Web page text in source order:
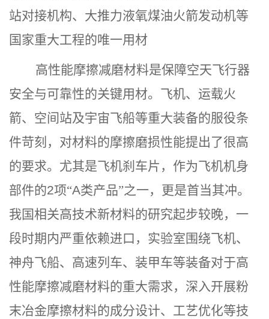
站对接机构、大推力液氧煤油火箭发动机等
国家重大工程的唯一用材
高性能摩擦减磨材料是保障空天飞行器
安全与可靠性的关键用材。飞机、运载火
箭、空间站及宇宙飞船等重大装备的服役条
件苛刻，对材料的摩擦磨损性能提出了很高
的要求。 尤其是飞机刹车片，作为飞机机身
部件的2项“A类产品”之一，更是首当其冲。
我国相关高技术新材料的研究起步较晚，一
段时期内严重依赖进口，实验室围绕飞机、
神舟飞船、高速列车、装甲车等装备对于高
性能摩擦减磨材料的重大需求，深入开展粉
末冶金摩擦材料的成分设计、工艺优化等技